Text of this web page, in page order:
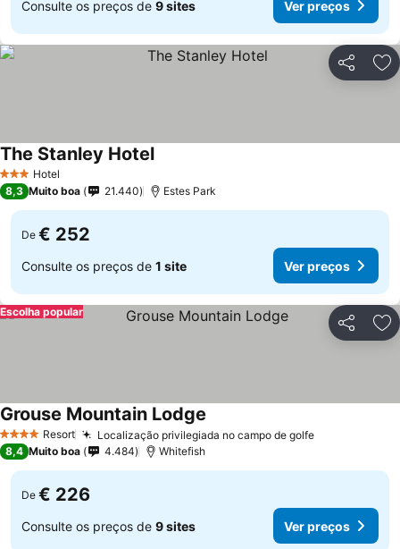
Consulte os preços de 9 sites Ver preços
Partilhar
3 EstrelasHotel
The Stanley HotelVer preços
8,3 Muito boa 21.440 Estes Park
De € 252
Consulte os preços de 1 site Ver preços
Partilhar
Escolha popular
4 EstrelasResort Localização privilegiada no campo de golfeVer preços
Grouse Mountain Lodge
8,4 Muito boa 4.484 Whitefish
De € 226
Consulte os preços de 9 sites Ver preços